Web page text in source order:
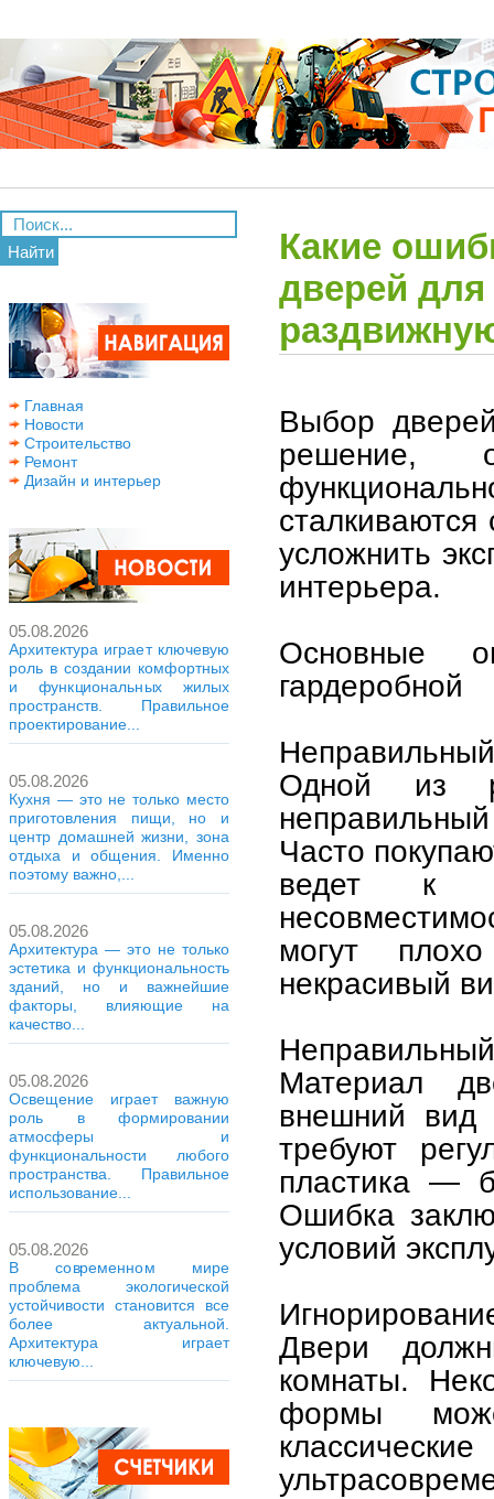
Найти
Главная
Новости
Строительство
Ремонт
Дизайн и интерьер
05.08.2026
Архитектура играет ключевую
роль в создании комфортных
и функциональных жилых
пространств. Правильное
проектирование...
05.08.2026
Кухня — это не только место
приготовления пищи, но и
центр домашней жизни, зона
отдыха и общения. Именно
поэтому важно,...
05.08.2026
Архитектура — это не только
эстетика и функциональность
зданий, но и важнейшие
факторы, влияющие на
качество...
05.08.2026
Освещение играет важную
роль в формировании
атмосферы и
функциональности любого
пространства. Правильное
использование...
05.08.2026
В современном мире
проблема экологической
устойчивости становится все
более актуальной.
Архитектура играет
ключевую...
Какие
дверей для
Выбор
решение,
усложнить
интерьера.
Основные
гардеробной
Одной из
Часто
ведет к
могут
некрасивый
Материал
внешний вид
требуют
пластика —
Ошибка
условий
Двери
комнаты.
формы